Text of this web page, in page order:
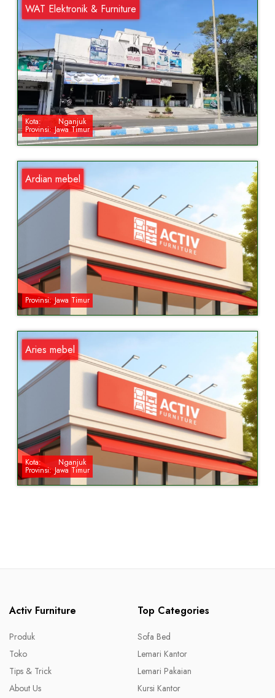
WAT Elektronik & Furniture
Kota: Nganjuk
Provinsi: Jawa Timur
Ardian mebel
Provinsi: Jawa Timur
Aries mebel
Kota: Nganjuk
Provinsi: Jawa Timur
Activ Furniture
Produk
Toko
Tips & Trick
About Us
Top Categories
Sofa Bed
Lemari Kantor
Lemari Pakaian
Kursi Kantor